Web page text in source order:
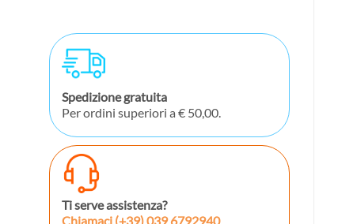
Spedizione gratuita
Per ordini superiori a € 50,00.
Ti serve assistenza?
Chiamaci (+39) 039 6792940